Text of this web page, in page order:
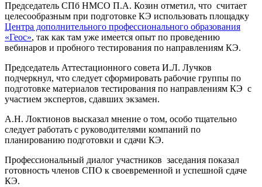
Председатель СПб НМСО П.А. Козин отметил, что считает
целесообразным при подготовке КЭ использовать площадку
Центра дополнительного профессионального образования
«Геос», так как там уже имеется опыт по проведению
вебинаров и пробного тестирования по направлениям КЭ.
Председатель Аттестационного совета И.Л. Лучков
подчеркнул, что следует сформировать рабочие группы по
подготовке материалов тестирования по направлениям КЭ с
участием экспертов, сдавших экзамен.
А.Н. Локтионов высказал мнение о том, особо тщательно
следует работать с руководителями компаний по
планированию подготовки и сдачи КЭ.
Профессиональный диалог участников заседания показал
готовность членов СПО к своевременной и успешной сдаче
КЭ.